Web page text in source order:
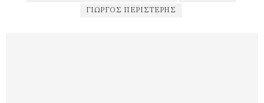
ΓΙΏΡΓΟΣ ΠΕΡΙΣΤΈΡΗΣ